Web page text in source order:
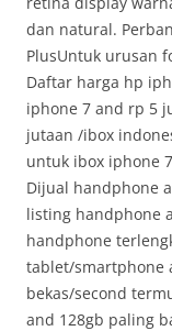
dan natural.
PlusUntuk urusan
Daftar harga hp
iphone 7 and rp 5
jutaan /ibox
untuk ibox iphone
Dijual handphone
listing handphone
handphone
tablet/smartphone
bekas/second
and 128gb paling